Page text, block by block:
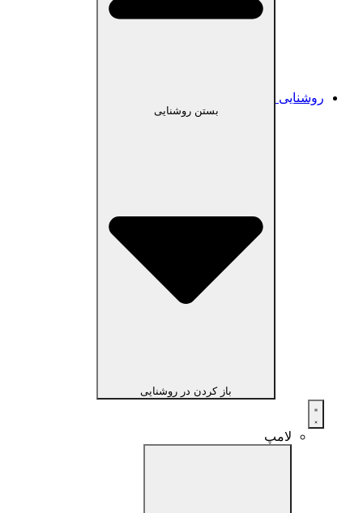
روشنایی
بستن روشنایی
باز کردن در روشنایی
لامپ